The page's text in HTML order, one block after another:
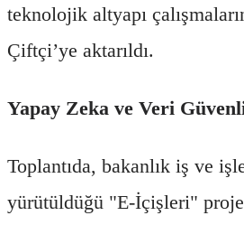
teknolojik altyapı
Çiftçi’ye aktarıldı.
Yapay Zeka ve Veri
Toplantıda, bakanlık iş ve
yürütüldüğü "E-İçişleri"